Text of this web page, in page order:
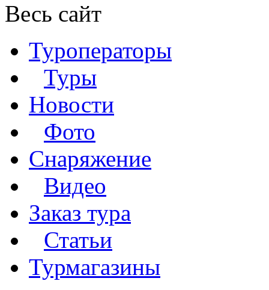
Весь сайт
Туроператоры
Туры
Новости
Фото
Снаряжение
Видео
Заказ тура
Статьи
Турмагазины